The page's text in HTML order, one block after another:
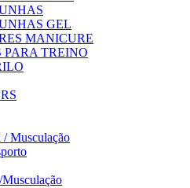
GEL
MANICURE
PARA TREINO
/ Musculação
Musculação